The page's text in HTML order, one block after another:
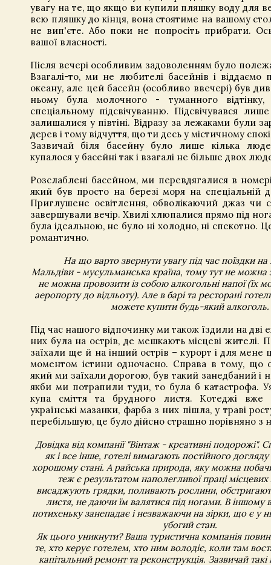
увагу на те, що якщо ви купили пляшку воду для
всю пляшку до кінця, вона стоятиме на вашому
не вип'єте. Або поки не попросіть прибрати.
вашої власності.
Після вечері особливим задоволенням було
Взагалі-то, ми не любителі басейнів і віддаємо
океану, але цей басейн (особливо ввечері) був
ньому була молочного - туманного відтінку,
спеціальному підсвічуванню. Підсвічувався
залишалися у півтіні. Відразу за лежаками були
дерев і тому відчуття, що ти десь у містичному
Зазвичай біля басейну було лише кілька
купалося у басейні так і взагалі не більше двох
Розслаблені басейном, ми перевдягалися в
який був просто на березі моря на спеціальній
Приглушене освітлення, обволікаючий джаз чи
завершували вечір. Хвилі хлюпалися прямо під
була ідеальною, не було ні холодно, ні спекотно.
романтично.
На що варто звернути увагу під час поїздки
Мальдіви - мусульманська країна, тому тут не можна
не можна провозити із собою алкогольні напої (їх
аеропорту до відльоту). Але в барі та ресторані
можете купити будь-який алкоголь.
Під час нашого відпочинку ми також їздили на дві
них була на острів, де мешкають місцеві жителі.
заїхали ще й на інший острів – курорт і для мене
моментом істини одночасно. Справа в тому, що
який ми заїхали дорогою, був такий занедбаний і
якби ми потрапили туди, то була б катастрофа.
купа сміття та брудного листя. Котеджі вже
українські мазанки, фарба з них пішла, у траві
перебільшую, це було дійсно страшно порівняно з
Довідка від компанії "Вінтаж - креативні подорожі".
як і все інше, готелі вимагають постійного
хорошому стані. А райська природа, яку можна
теж є результатом наполегливої ​​праці місцевих
висаджують грядки, поливають рослини,
листя, не даючи їм валятися під ногами. В іншому
потихеньку занепадає і незважаючи на зірки, що є у
убогий стан.
Як цього уникнути? Ваша туристична компанія
те, хто керує готелем, хто ним володіє, коли там
капітальний ремонт та реконструкція. Зазвичай